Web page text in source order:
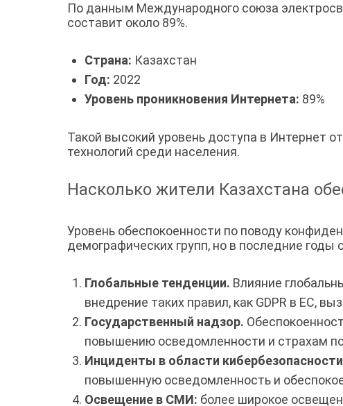
По данным Международного союза
составит около 89%.
Страна: Казахстан
Год: 2022
Уровень проникновения Интернета: 89%
Такой высокий уровень доступа в Интернет
технологий среди населения.
Насколько жители Казахстана
Уровень обеспокоенности по поводу
демографических групп, но в последние
Глобальные тенденции. Влияние
внедрение таких правил, как GDPR в ЕС,
Государственный надзор.
повышению осведомленности и страхам
Инциденты в области
повышенную осведомленность и
Освещение в СМИ: более широкое